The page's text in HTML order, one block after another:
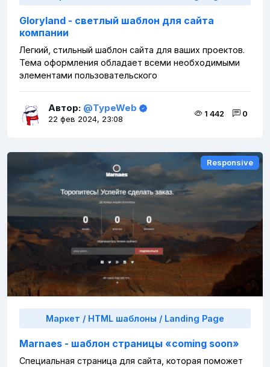
Gloryland - светлый шаблон для сайта
компании
Легкий, стильный шаблон сайта для ваших проектов.
Тема оформления обладает всеми необходимыми
элементами пользовательского
Автор: @TypeWeb
22 фев 2024, 23:08
1 442 0
Responsive
Responsive
Маркет / HTML шаблоны / Landing Page
Marnaes - шаблон страницы «coming soon»
Специальная страница для сайта, которая поможет